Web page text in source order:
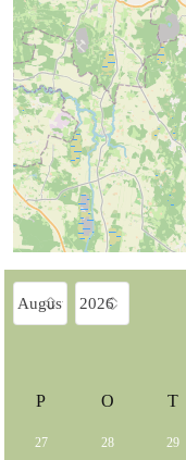
P O T
27 28 29